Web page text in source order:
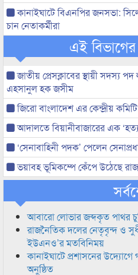
কানাইঘাটে বিএনপির জনসভা:
চান নেতাকর্মীরা
এই
জাতীয় প্রেসক্লাবের স্থায়ী সদস্য
এহসানুল হক জসীম
জিরো বাংলাদেশ এর কেন্দ্রীয়
আদালতে বিয়ানীবাজারের এক
‘সেনাবাহিনী পদক’ পেলেন
ভয়াবহ ভূমিকম্পে কেঁপে উঠেছে
আবারো লোভার জব্দকৃত পাথর
রাজনৈতিক দলের নেতৃবৃন্দ ও
ইউএনও’র মতবিনিময়
কানাইঘাটে প্রশাসনের
অনুষ্ঠিত